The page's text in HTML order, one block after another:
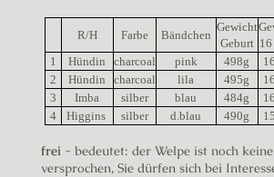
R/H Farbe Bändchen
Gewicht
Geburt 16
1 Hündin charcoal pink 498g
2
Hündin charcoal lila 495g
3
Imba silber blau 484g
4
Higgins silber d.blau 490g
frei - bedeutet: der Welpe ist noch
versprochen, Sie dürfen sich bei